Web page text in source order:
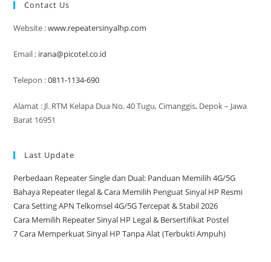
Contact Us
Website :www.repeatersinyalhp.com
Email : irana@picotel.co.id
Telepon :0811-1134-690
Alamat : Jl. RTM Kelapa Dua No. 40 Tugu, Cimanggis, Depok – Jawa
Barat 16951
Last Update
Perbedaan Repeater Single dan Dual: Panduan Memilih 4G/5G
Bahaya Repeater Ilegal & Cara Memilih Penguat Sinyal HP Resmi
Cara Setting APN Telkomsel 4G/5G Tercepat & Stabil 2026
Cara Memilih Repeater Sinyal HP Legal & Bersertifikat Postel
7 Cara Memperkuat Sinyal HP Tanpa Alat (Terbukti Ampuh)